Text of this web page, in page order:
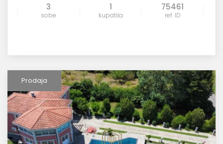
3
sobe
1
kupatila
75461
ref. ID
Prodaja